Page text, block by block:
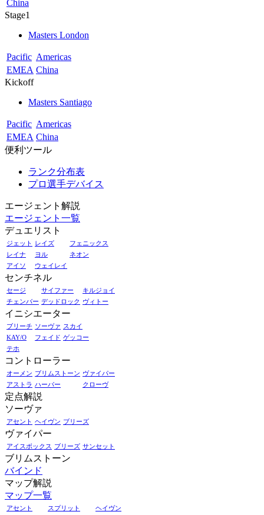
China
Stage1
Masters London
Pacific Americas
EMEA China
Kickoff
Masters Santiago
Pacific Americas
EMEA China
便利ツール
ランク分布表
プロ選手デバイス
エージェント解説
エージェント一覧
デュエリスト
ジェット レイズ
フェニックス
レイナ
ヨル
ネオン
アイソ
ウェイレイ
センチネル
セージ サイファー
キルジョイ
チェンバー デッドロック ヴィトー
イニシエーター
ブリーチ ソーヴァ スカイ
KAY/O
フェイド ゲッコー
テホ
コントローラー
オーメン ブリムストーン ヴァイパー
アストラ ハーバー クローヴ
定点解説
ソーヴァ
アセント ヘイヴン ブリーズ
ヴァイパー
アイスボックス ブリーズ サンセット
ブリムストーン
バインド
マップ解説
マップ一覧
アセント スプリット
ヘイヴン